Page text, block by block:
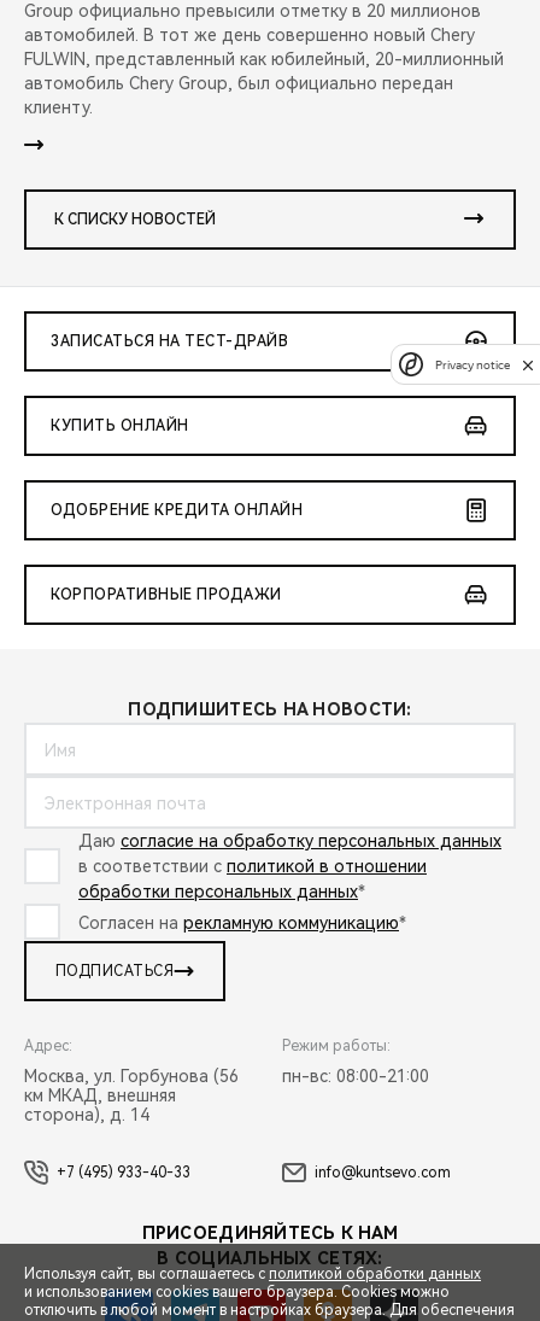
Group официально превысили отметку в 20 миллионов
автомобилей. В тот же день совершенно новый Chery
FULWIN, представленный как юбилейный, 20-миллионный
автомобиль Chery Group, был официально передан
клиенту.
К СПИСКУ НОВОСТЕЙ
ЗАПИСАТЬСЯ НА ТЕСТ-ДРАЙВ
КУПИТЬ ОНЛАЙН
ОДОБРЕНИЕ КРЕДИТА ОНЛАЙН
КОРПОРАТИВНЫЕ ПРОДАЖИ
ПОДПИШИТЕСЬ НА НОВОСТИ:
Даю согласие на обработку персональных данных
в соответствии с политикой в отношении
обработки персональных данных*
Согласен на рекламную коммуникацию*
ПОДПИСАТЬСЯ
Адрес:
Москва, ул. Горбунова (56
км МКАД, внешняя
сторона), д. 14
Режим работы:
пн-вс: 08:00-21:00
+7 (495) 933-40-33 info@kuntsevo.com
ПРИСОЕДИНЯЙТЕСЬ К НАМ
В СОЦИАЛЬНЫХ СЕТЯХ:
Используя сайт, вы соглашаетесь с политикой обработки данных
и использованием cookies вашего браузера. Cookies можно
отключить в любой момент в настройках браузера. Для обеспечения
Privacy notice